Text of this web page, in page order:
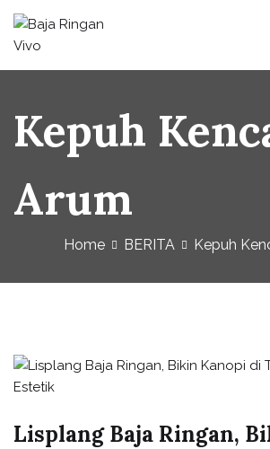
Baja Ringan Vivo
Website Baja Ringan Vivo
Kepuh
Arum
Home BERITA Kepuh
Lisplang Baja Ringan,